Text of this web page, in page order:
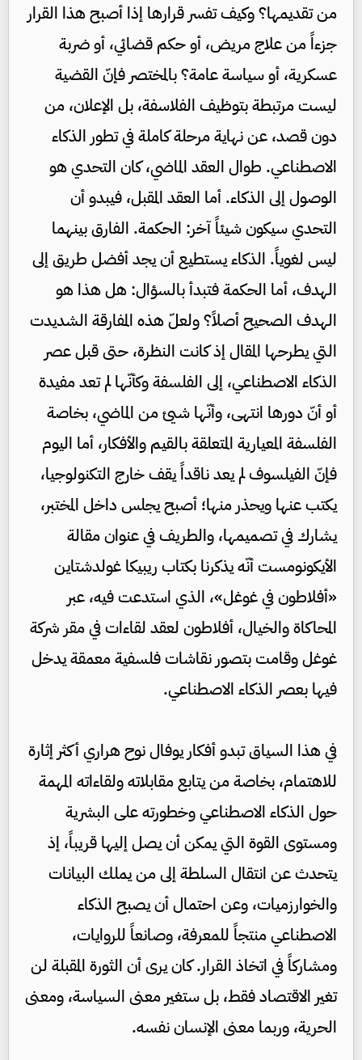
من تقديمها؟ وكيف تفسر قرارها إذا أصبح هذا القرار
جزءاً من علاج مريض، أو حكم قضائي، أو ضربة
عسكرية، أو سياسة عامة؟ بالمختصر فإنّ القضية
ليست مرتبطة بتوظيف الفلاسفة، بل الإعلان، من
دون قصد، عن نهاية مرحلة كاملة في تطور الذكاء
الاصطناعي. طوال العقد الماضي، كان التحدي هو
الوصول إلى الذكاء. أما العقد المقبل، فيبدو أن
التحدي سيكون شيئاً آخر: الحكمة. الفارق بينهما
ليس لغوياً. الذكاء يستطيع أن يجد أفضل طريق إلى
الهدف، أما الحكمة فتبدأ بالسؤال: هل هذا هو
الهدف الصحيح أصلاً؟ ولعلّ هذه المفارقة الشديدت
التي يطرحها المقال إذ كانت النظرة، حتى قبل عصر
الذكاء الاصطناعي، إلى الفلسفة وكأنّها لم تعد مفيدة
أو أنّ دورها انتهى، وأنّها شيئ من الماضي، بخاصة
الفلسفة المعيارية المتعلقة بالقيم والأفكار، أما اليوم
فإنّ الفيلسوف لم يعد ناقداً يقف خارج التكنولوجيا،
يكتب عنها ويحذر منها؛ أصبح يجلس داخل المختبر،
يشارك في تصميمها، والطريف في عنوان مقالة
الأيكونومست أنّه يذكرنا بكتاب ريبيكا غولدشتاين
«أفلاطون في غوغل»، الذي استدعت فيه، عبر
المحاكاة والخيال، أفلاطون لعقد لقاءات في مقر شركة
غوغل وقامت بتصور نقاشات فلسفية معمقة يدخل
فيها بعصر الذكاء الاصطناعي.
في هذا السياق تبدو أفكار يوفال نوح هراري أكثر إثارة
للاهتمام، بخاصة من يتابع مقابلاته ولقاءاته المهمة
حول الذكاء الاصطناعي وخطورته على البشرية
ومستوى القوة التي يمكن أن يصل إليها قريباً، إذ
يتحدث عن انتقال السلطة إلى من يملك البيانات
والخوارزميات، وعن احتمال أن يصبح الذكاء
الاصطناعي منتجاً للمعرفة، وصانعاً للروايات،
ومشاركاً في اتخاذ القرار. كان يرى أن الثورة المقبلة لن
تغير الاقتصاد فقط، بل ستغير معنى السياسة، ومعنى
الحرية، وربما معنى الإنسان نفسه.